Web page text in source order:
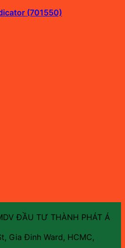
(701550)
ĐẦU TƯ THÀNH PHÁT Á
Gia Đinh Ward, HCMC,